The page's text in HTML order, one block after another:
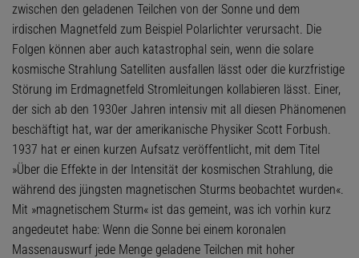
zwischen den geladenen Teilchen von der Sonne und dem
irdischen Magnetfeld zum Beispiel Polarlichter verursacht. Die
Folgen können aber auch katastrophal sein, wenn die solare
kosmische Strahlung Satelliten ausfallen lässt oder die kurzfristige
Störung im Erdmagnetfeld Stromleitungen kollabieren lässt. Einer,
der sich ab den 1930er Jahren intensiv mit all diesen Phänomenen
beschäftigt hat, war der amerikanische Physiker Scott Forbush.
1937 hat er einen kurzen Aufsatz veröffentlicht, mit dem Titel
»Über die Effekte in der Intensität der kosmischen Strahlung, die
während des jüngsten magnetischen Sturms beobachtet wurden«.
Mit »magnetischem Sturm« ist das gemeint, was ich vorhin kurz
angedeutet habe: Wenn die Sonne bei einem koronalen
Massenauswurf jede Menge geladene Teilchen mit hoher